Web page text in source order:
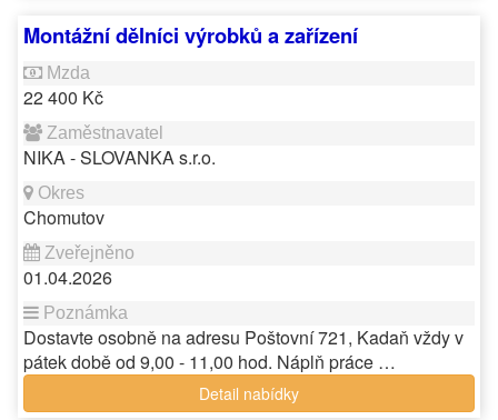
Montážní dělníci výrobků a zařízení
22 400 Kč
NIKA - SLOVANKA s.r.o.
Chomutov
01.04.2026
Dostavte osobně na adresu Poštovní 721, Kadaň vždy v
pátek době od 9,00 - 11,00 hod. Náplň práce …
Detail nabídky